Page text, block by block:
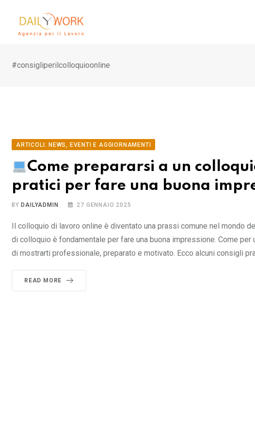
content
#consigliperilcolloquioonline
ARTICOLI: NEWS, EVENTI E AGGIORNAMENTI
Come prepararsi a un
pratici per fare una buona
BY DAILYADMIN 27 GENNAIO 2025
Il colloquio di lavoro online è diventato una prassi comune nel mondo
di colloquio è fondamentale per fare una buona impressione. Come
di mostrarti professionale, preparato e motivato. Ecco alcuni consigli
READ MORE